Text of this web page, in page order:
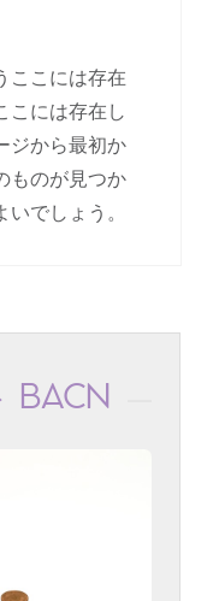
ここには存在
こには存在し
ジから最初か
ものが見つか
でしょう。
BACN